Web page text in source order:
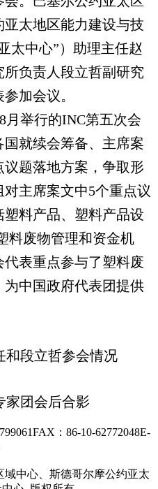
太地区能力建设与技
太中心”）助理主任赵
负责人段立哲副研究
加会议。
月举行的INC第五次会
就续会筹备、主席案
题落地方案，争取形
主席案文中5个重点议
料产品、塑料产品设
料废物管理和资金机
表重点参与了塑料废
中国政府代表团提供
和段立哲参会情况
家团会后合影
FAX：86-10-62772048E-
中心、斯德哥尔摩公约亚太